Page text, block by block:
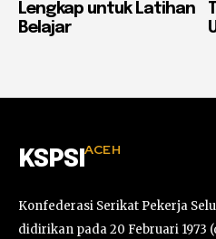
Lengkap untuk Latihan
Belajar
KSPSIACEH
Konfederasi Serikat Pekerja
didirikan pada 20 Februari 1973